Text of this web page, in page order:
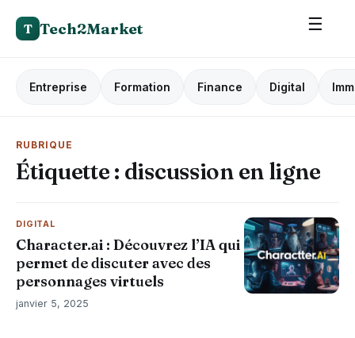
T Tech2Market ☰
Entreprise Formation Finance Digital
RUBRIQUE
Étiquette : discussion en ligne
DIGITAL
Character.ai : Découvrez l’IA qui
permet de discuter avec des
personnages virtuels
janvier 5, 2025